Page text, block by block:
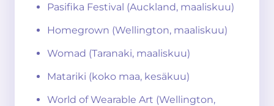
Pasifika Festival (Auckland, maaliskuu)
Homegrown (Wellington, maaliskuu)
Womad (Taranaki, maaliskuu)
Matariki (koko maa, kesäkuu)
World of Wearable Art (Wellington,